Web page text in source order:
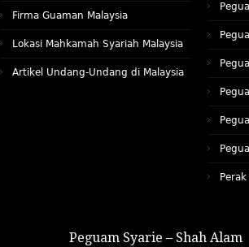
Firma Guaman Malaysia
Lokasi Mahkamah Syariah Malaysia
Artikel Undang-Undang di Malaysia
Perak
Peguam Syarie – Shah Alam